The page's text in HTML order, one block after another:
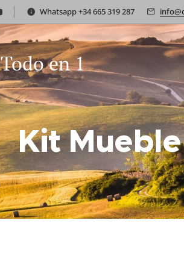
Whatsapp +34 665 319 287
Todo en 1
Kit